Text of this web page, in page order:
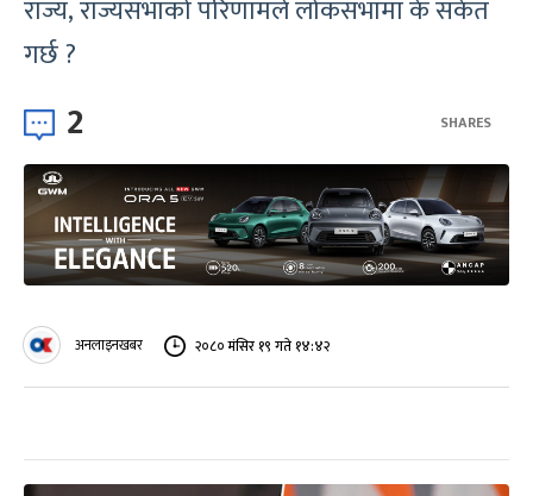
राज्य, राज्यसभाको परिणामले लोकसभामा के संकेत
गर्छ ?
2 SHARES
अनलाइनखबर २०८० मंसिर १९ गते १४:४२